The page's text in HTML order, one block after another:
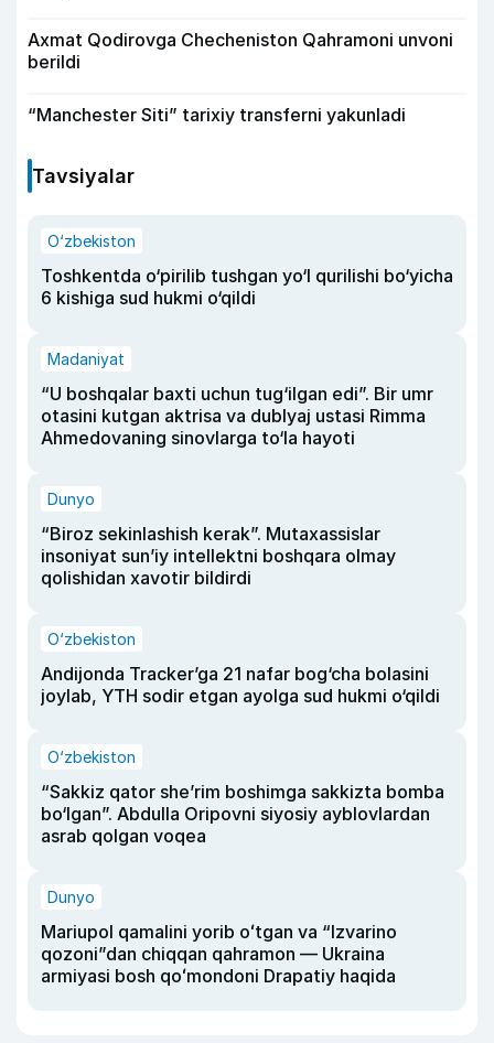
Axmat Qodirovga Checheniston Qahramoni unvoni
berildi
“Manchester Siti” tarixiy transferni yakunladi
Tavsiyalar
O‘zbekiston
Toshkentda o‘pirilib tushgan yo‘l qurilishi bo‘yicha
6 kishiga sud hukmi o‘qildi
Madaniyat
“U boshqalar baxti uchun tug‘ilgan edi”. Bir umr
otasini kutgan aktrisa va dublyaj ustasi Rimma
Ahmedovaning sinovlarga to‘la hayoti
Dunyo
“Biroz sekinlashish kerak”. Mutaxassislar
insoniyat sun’iy intellektni boshqara olmay
qolishidan xavotir bildirdi
O‘zbekiston
Andijonda Tracker’ga 21 nafar bog‘cha bolasini
joylab, YTH sodir etgan ayolga sud hukmi o‘qildi
O‘zbekiston
“Sakkiz qator she’rim boshimga sakkizta bomba
bo‘lgan”. Abdulla Oripovni siyosiy ayblovlardan
asrab qolgan voqea
Dunyo
Mariupol qamalini yorib oʻtgan va “Izvarino
qozoni”dan chiqqan qahramon — Ukraina
armiyasi bosh qoʻmondoni Drapatiy haqida